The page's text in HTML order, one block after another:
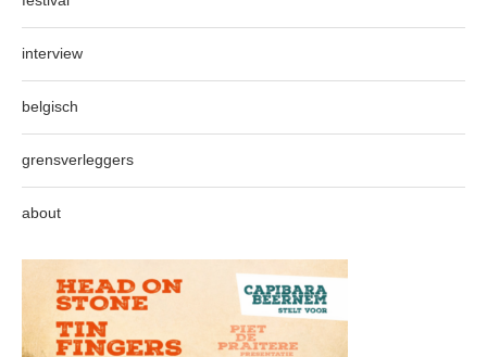
interview
belgisch
grensverleggers
about